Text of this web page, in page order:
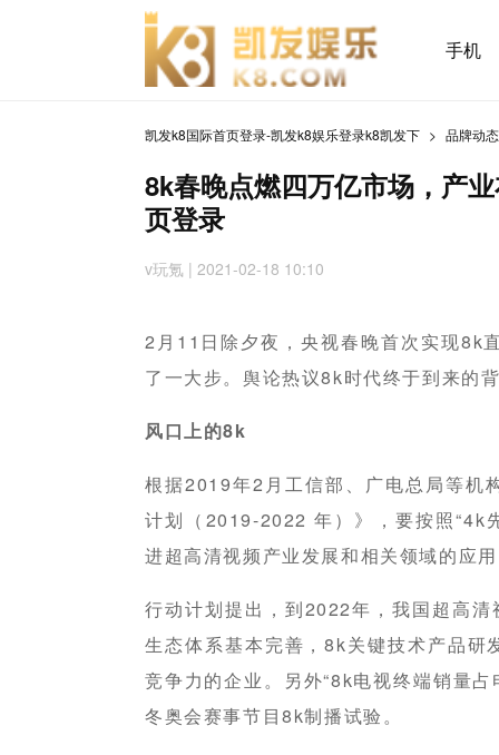
手机
凯发k8国际首页登录-凯发k8娱乐登录k8凯发下 品牌动
8k春晚点燃四万亿市场，产
页登录
v玩氪 | 2021-02-18 10:10
2月11日除夕夜，央视春晚首次实现8k
了一大步。舆论热议8k时代终于到来的
风口上的8k
根据2019年2月工信部、广电总局等机
计划（2019-2022 年）》，要按照“4k
进超高清视频产业发展和相关领域的应
行动计划提出，到2022年，我国超高
生态体系基本完善，8k关键技术产品研
竞争力的企业。另外“8k电视终端销量
冬奥会赛事节目8k制播试验。